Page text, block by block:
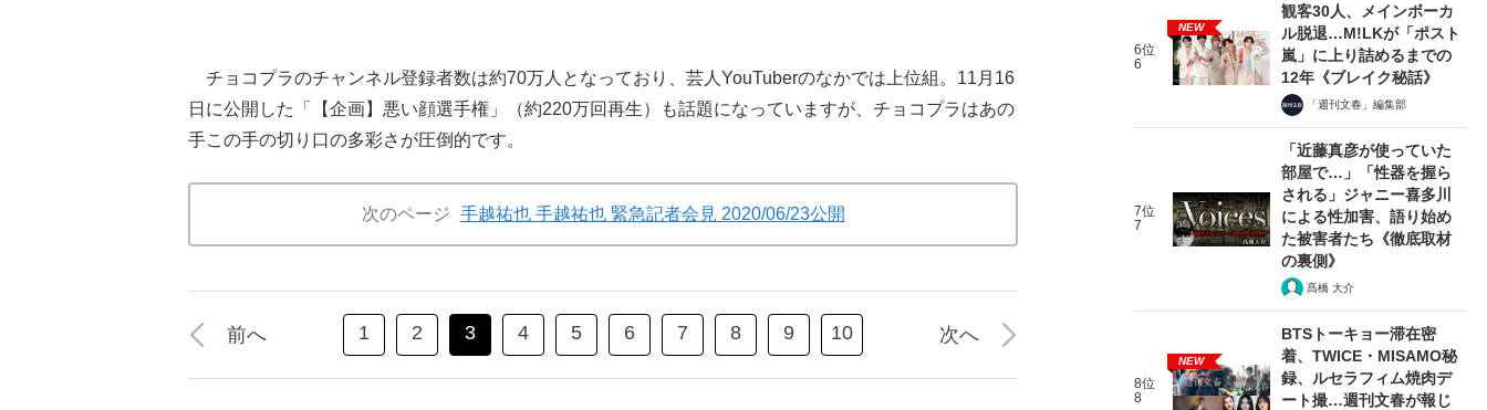
チョコプラのチャンネル登録者数は約70万人となっており、芸人YouTuberのなかでは上位組。11月16
日に公開した「【企画】悪い顔選手権」（約220万回再生）も話題になっていますが、チョコプラはあの
手この手の切り口の多彩さが圧倒的です。
次のページ 手越祐也 手越祐也 緊急記者会見 2020/06/23公開
前へ 1 2 3 4 5 6 7 8 9 10 次へ
6位
6
NEW
観客30人、メインボーカ
ル脱退…M!LKが「ポスト
嵐」に上り詰めるまでの
12年《ブレイク秘話》
「週刊文春」編集部
7位
7
「近藤真彦が使っていた
部屋で…」「性器を握ら
される」ジャニー喜多川
による性加害、語り始め
た被害者たち《徹底取材
の裏側》
髙橋 大介
8位
8
NEW
BTSトーキョー滞在密
着、TWICE・MISAMO秘
録、ルセラフィム焼肉デ
ート撮…週刊文春が報じ